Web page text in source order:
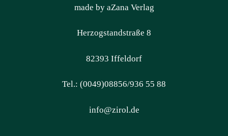
made by aZana Verlag
Herzogstandstraße 8
82393 Iffeldorf
Tel.: (0049)08856/936 55 88
info@zirol.de